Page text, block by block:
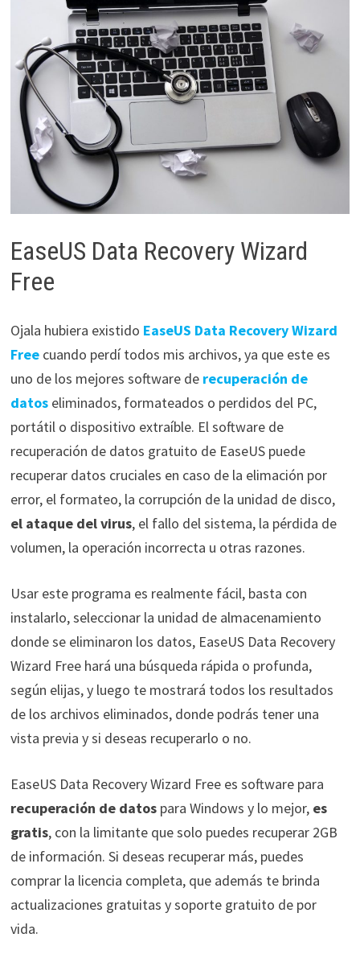
EaseUS Data Recovery Wizard
Free
Ojala hubiera existido EaseUS Data Recovery Wizard
Free cuando perdí todos mis archivos, ya que este es
uno de los mejores software derecuperación de
datos eliminados, formateados o perdidos del PC,
portátil o dispositivo extraíble. El software de
recuperación de datos gratuito de EaseUS puede
recuperar datos cruciales en caso de la elimación por
error, el formateo, la corrupción de la unidad de disco,
el ataque del virus, el fallo del sistema, la pérdida de
volumen, la operación incorrecta u otras razones.
Usar este programa es realmente fácil, basta con
instalarlo, seleccionar la unidad de almacenamiento
donde se eliminaron los datos, EaseUS Data Recovery
Wizard Free hará una búsqueda rápida o profunda,
según elijas, y luego te mostrará todos los resultados
de los archivos eliminados, donde podrás tener una
vista previa y si deseas recuperarlo o no.
EaseUS Data Recovery Wizard Free es software para
recuperación de datospara Windows y lo mejor, es
gratis, con la limitante que solo puedes recuperar 2GB
de información. Si deseas recuperar más, puedes
comprar la licencia completa, que además te brinda
actualizaciones gratuitas y soporte gratuito de por
vida.